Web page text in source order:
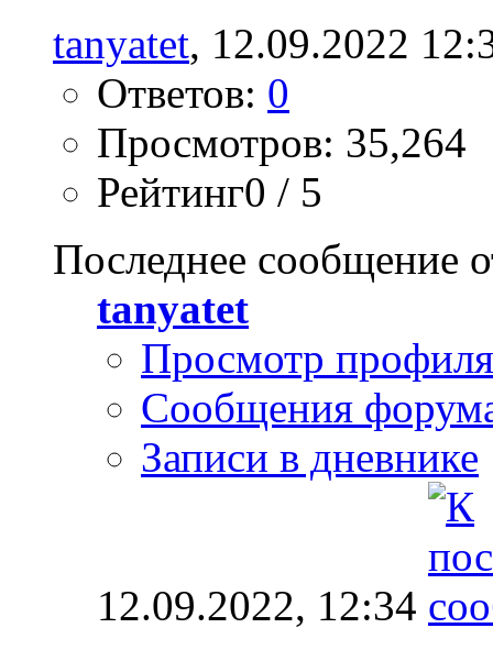
tanyatet, 12.09.2022
Ответов: 0
Просмотров: 35,264
Рейтинг0 / 5
Последнее сообщение
tanyatet
Просмотр профиля
Сообщения
Записи в дневнике
12.09.2022, 12:34